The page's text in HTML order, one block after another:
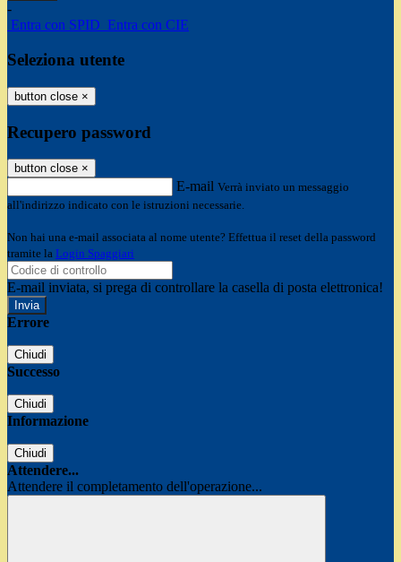
-
Entra con SPID Entra con CIE
Seleziona utente
button close ×
Recupero password
button close ×
E-mail Verrà inviato un messaggio
all'indirizzo indicato con le istruzioni necessarie.
Non hai una e-mail associata al nome utente? Effettua il reset della password
tramite la Login Spaggiari
E-mail inviata, si prega di controllare la casella di posta elettronica!
Errore
Chiudi
Successo
Chiudi
Informazione
Chiudi
Attendere...
Attendere il completamento dell'operazione...